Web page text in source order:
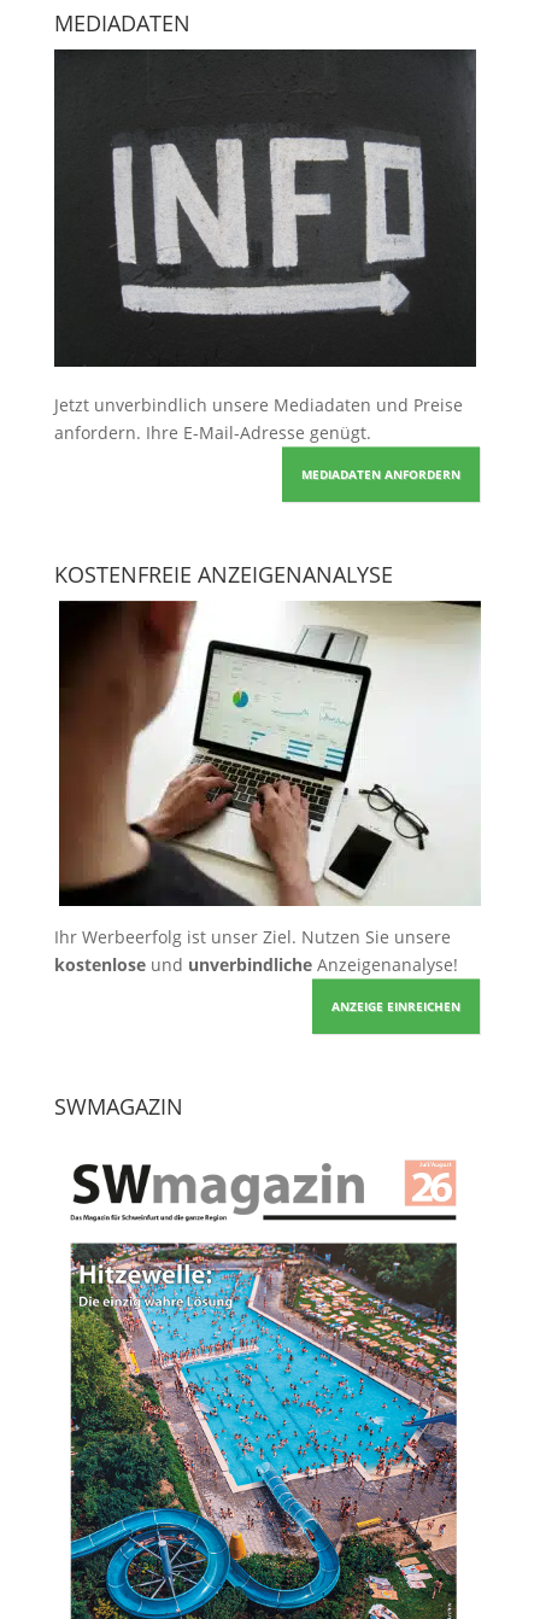
MEDIADATEN
Jetzt unverbindlich unsere Mediadaten und Preise
anfordern. Ihre E-Mail-Adresse genügt.
MEDIADATEN ANFORDERN
KOSTENFREIE ANZEIGENANALYSE
Ihr Werbeerfolg ist unser Ziel. Nutzen Sie unsere
kostenloseund unverbindlicheAnzeigenanalyse!
ANZEIGE EINREICHEN
SWMAGAZIN